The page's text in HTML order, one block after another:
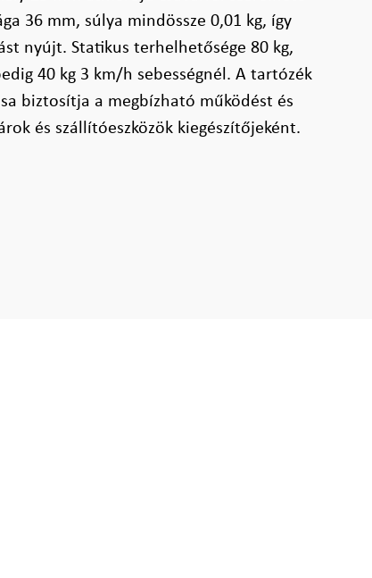
36 mm, súlya mindössze 0,01 kg, így
nyújt. Statikus terhelhetősége 80 kg,
40 kg 3 km/h sebességnél. A tartózék
biztosítja a megbízható működést és
és szállítóeszközök kiegészítőjeként.